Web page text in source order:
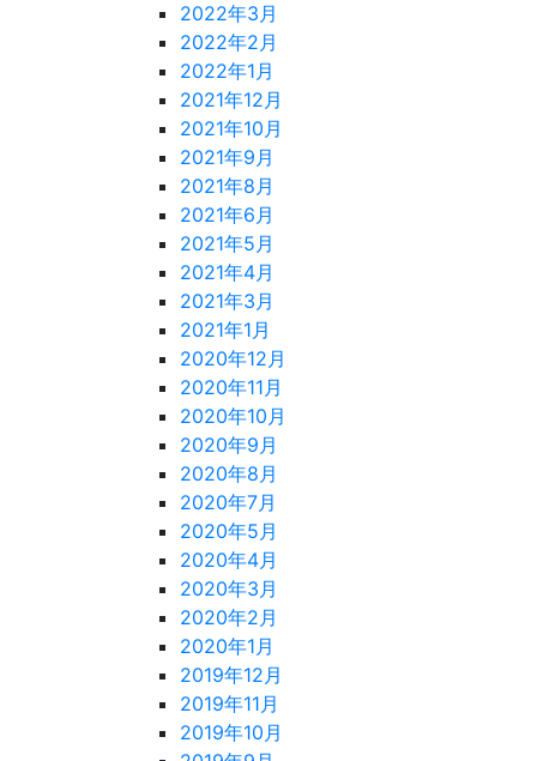
2022年3月
2022年2月
2022年1月
2021年12月
2021年10月
2021年9月
2021年8月
2021年6月
2021年5月
2021年4月
2021年3月
2021年1月
2020年12月
2020年11月
2020年10月
2020年9月
2020年8月
2020年7月
2020年5月
2020年4月
2020年3月
2020年2月
2020年1月
2019年12月
2019年11月
2019年10月